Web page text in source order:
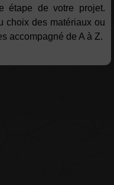
étape de votre projet.
choix des matériaux ou
accompagné de A à Z.